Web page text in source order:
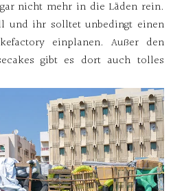
nicht mehr in die Läden rein.
und ihr solltet unbedingt einen
einplanen. Außer den
gibt es dort auch tolles